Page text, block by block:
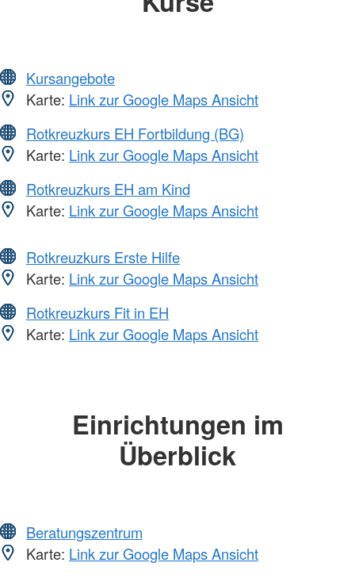
Kursangebote
Karte: Link zur Google Maps Ansicht
Rotkreuzkurs EH Fortbildung (BG)
Karte: Link zur Google Maps Ansicht
Rotkreuzkurs EH am Kind
Karte: Link zur Google Maps Ansicht
Rotkreuzkurs Erste Hilfe
Karte: Link zur Google Maps Ansicht
Rotkreuzkurs Fit in EH
Karte: Link zur Google Maps Ansicht
Einrichtungen im
Überblick
Beratungszentrum
Karte: Link zur Google Maps Ansicht